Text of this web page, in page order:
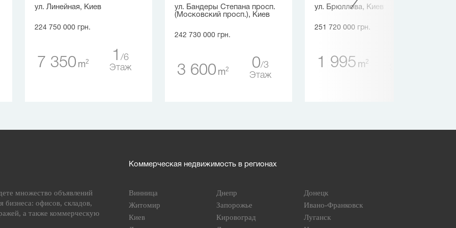
ул. Линейная, Киев
224 750 000 грн.
7 350 m2 1
6
Этаж
ул. Бандеры Степана просп.
(Московский просп.), Киев
242 730 000 грн.
3 600 m2 0 3
Этаж
ул. Брюллова, Киев
251 720 000 грн.
1 995 m2
множество объявлений
бизнеса: офисов, складов,
а также коммерческую
Коммерческая недвижимость в регионах
Винница Днепр
Донецк
Житомир
Запорожье
Ивано-Франковск
Киев
Кировоград
Луганск